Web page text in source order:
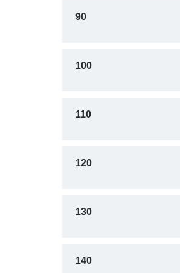
90
100
110
120
130
140